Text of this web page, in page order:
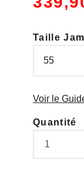
Taille
Voir le
Quantité